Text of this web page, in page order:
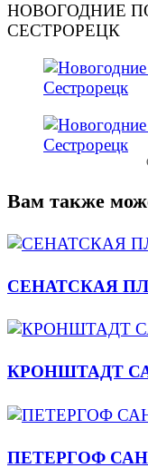
НОВОГОДНИЕ
СЕСТРОРЕЦК
Вам также
СЕНАТСКАЯ
КРОНШТАДТ
ПЕТЕРГОФ